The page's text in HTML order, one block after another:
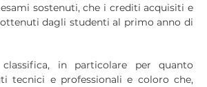
sostenuti, che i crediti acquisiti e
dagli studenti al primo anno di
in particolare per quanto
tecnici e professionali e coloro che,